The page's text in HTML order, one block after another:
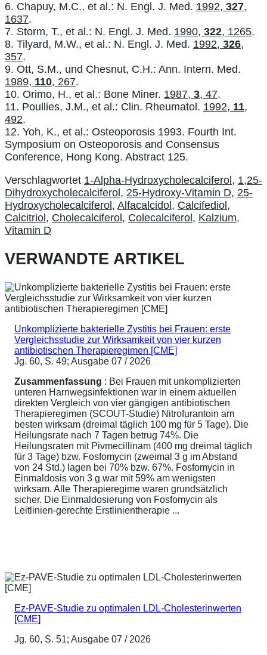
6. Chapuy, M.C., et al.: N. Engl. J. Med. 1992, 327,
1637.
7. Storm, T., et al.: N. Engl. J. Med. 1990, 322, 1265.
8. Tilyard, M.W., et al.: N. Engl. J. Med. 1992, 326,
357.
9. Ott, S.M., und Chesnut, C.H.: Ann. Intern. Med.
1989, 110, 267.
10. Orimo, H., et al.: Bone Miner. 1987, 3, 47.
11. Poullies, J.M., et al.: Clin. Rheumatol. 1992, 11,
492.
12. Yoh, K., et al.: Osteoporosis 1993. Fourth Int.
Symposium on Osteoporosis and Consensus
Conference, Hong Kong. Abstract 125.
Verschlagwortet 1-Alpha-Hydroxycholecalciferol , 1,25-
Dihydroxycholecalciferol , 25-Hydroxy-Vitamin D, 25-
Hydroxycholecalciferol , Alfacalcidol , Calcifediol ,
Calcitriol , Cholecalciferol , Colecalciferol , Kalzium,
Vitamin D
VERWANDTE ARTIKEL
Unkomplizierte bakterielle Zystitis bei Frauen: erste
Vergleichsstudie zur Wirksamkeit von vier kurzen
antibiotischen Therapieregimen [CME]
Jg. 60, S. 49; Ausgabe 07 / 2026
Zusammenfassung : Bei Frauen mit unkomplizierten
unteren Harnwegsinfektionen war in einem aktuellen
direkten Vergleich von vier gängigen antibiotischen
Therapieregimen (SCOUT-Studie) Nitrofurantoin am
besten wirksam (dreimal täglich 100 mg für 5 Tage). Die
Heilungsrate nach 7 Tagen betrug 74%. Die
Heilungsraten mit Pivmecillinam (400 mg dreimal täglich
für 3 Tage) bzw. Fosfomycin (zweimal 3 g im Abstand
von 24 Std.) lagen bei 70% bzw. 67%. Fosfomycin in
Einmaldosis von 3 g war mit 59% am wenigsten
wirksam. Alle Therapieregime waren grundsätzlich
sicher. Die Einmaldosierung von Fosfomycin als
Leitlinien-gerechte Erstlinientherapie ...
Ez-PAVE-Studie zu optimalen LDL-Cholesterinwerten
[CME]
Jg. 60, S. 51; Ausgabe 07 / 2026